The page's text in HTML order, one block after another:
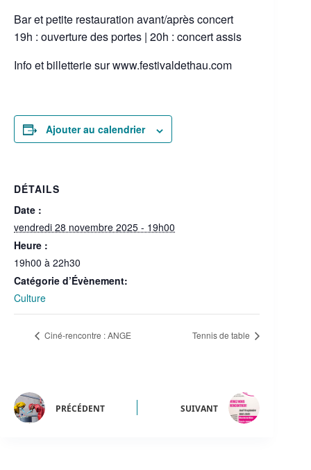
Bar et petite restauration avant/après concert
19h : ouverture des portes | 20h : concert assis
Info et billetterie sur www.festivaldethau.com
Ajouter au calendrier
DÉTAILS
Date :
vendredi 28 novembre 2025 - 19h00
Heure :
19h00 à 22h30
Catégorie d’Évènement:
Culture
Ciné-rencontre : ANGE Tennis de table
PRÉCÉDENT SUIVANT